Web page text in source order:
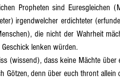
irgendwelcher erdichteter
die nicht der Wahrheit
lenken würden.
Götzen, denn über euch thront